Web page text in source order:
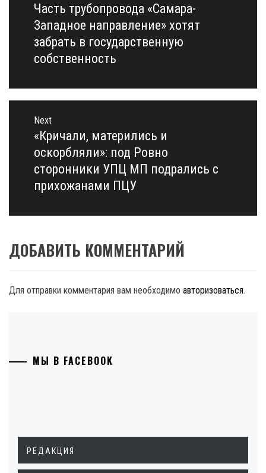
записям
Previous
post:
Часть трубопровода «Самара-
Западное направление» хотят
забрать в государственную
собственность
Next
Next
post:
«Кричали, матерились и
оскорбляли»: под Ровно
сторонники УПЦ МП подрались с
прихожанами ПЦУ
ДОБАВИТЬ КОММЕНТАРИЙ
Для отправки комментария вам необходимо авторизоваться.
МЫ В FACEBOOK
РЕДАКЦИЯ